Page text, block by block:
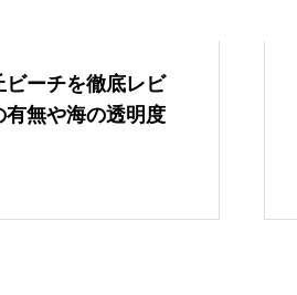
ーチを徹底レビ
有無や海の透明度